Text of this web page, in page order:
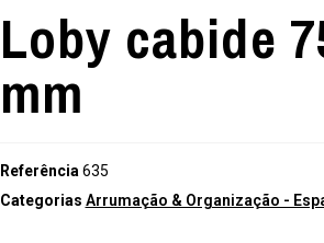
Loby cabide
mm
Referência635
Categorias Arrumação & Organização -